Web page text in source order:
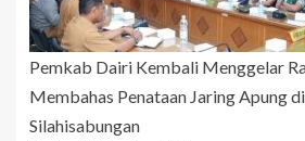
Pemkab Dairi Kembali Menggelar
Membahas Penataan Jaring Apung
Silahisabungan